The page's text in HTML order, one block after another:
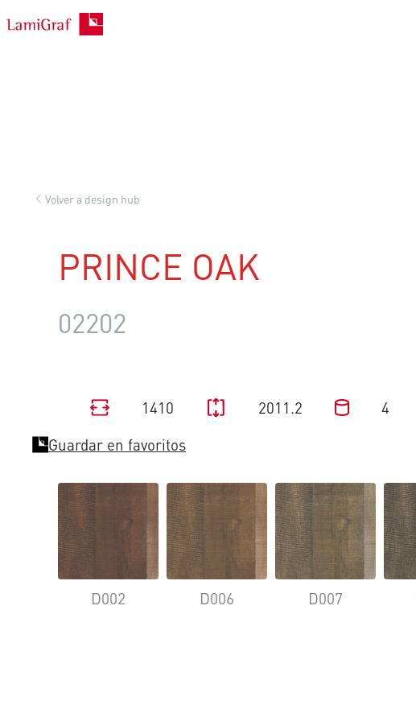
Saltar
Volver a design hub
PRINCE OAK
02202
1410 2011.2
4
Guardar en favoritos
D002 D006 D007